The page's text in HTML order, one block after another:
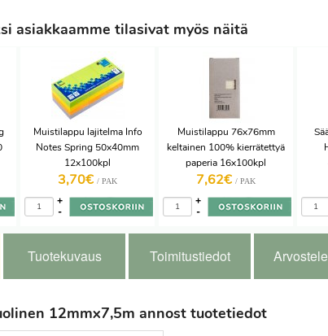
asiakkaamme tilasivat myös näitä
Muistilappu lajitelma Info
Notes Spring 50x40mm
12x100kpl
3,70€ / PAK
-
+
Muistilappu 76x76mm
keltainen 100% kierrätettyä
paperia 16x100kpl
7,62€ / PAK
-
+
Tuotekuvaus Toimitustiedot
12mmx7,5m annost tuotetiedot